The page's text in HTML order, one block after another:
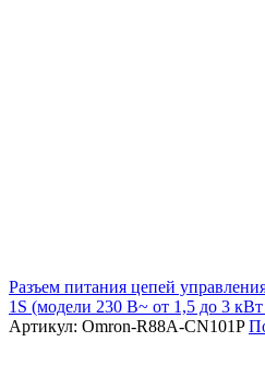
Разъем питания цепей
1S (модели 230 В~ от 1,5 до 3
Артикул: Omron-R88A-CN101P